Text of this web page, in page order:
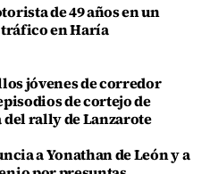
de 49 años en un
en Haría
jóvenes de corredor
de cortejo de
del rally de Lanzarote
a Yonathan de León y a